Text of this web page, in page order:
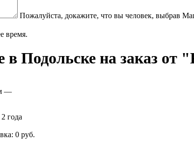
Пожалуйста, докажите, что вы человек, выбрав
время.
в Подольске на заказ от
—
года
0 руб.